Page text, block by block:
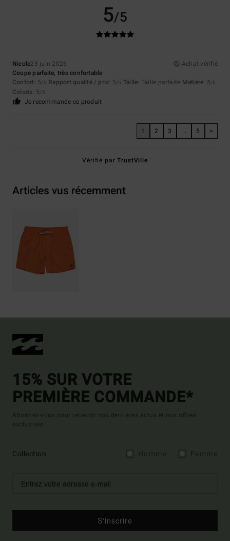
5/5
Nicole23 juin 2026
Achat vérifié
Coupe parfaite, très confortable
Confort: 5/5 Rapport qualité / prix: 5/5 Taille: Taille parfaite Matière: 5/5
Coloris: 5/5
Je recommande ce produit
1 2 3 ... 5 >
Vérifié parTrustVille
Articles vus récemment
15% SUR VOTRE
PREMIÈRE COMMANDE*
Abonnez-vous pour recevoir nos dernières actus et nos offres
exclusives.
Collection
S'inscrire